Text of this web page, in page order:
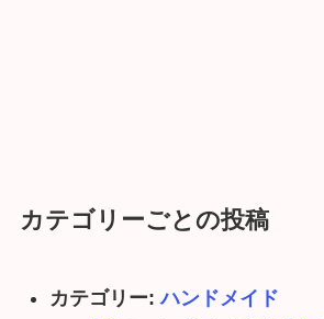
カテゴリーごとの投稿
カテゴリー:ハンドメイド